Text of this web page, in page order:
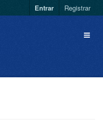
Entrar Registrar